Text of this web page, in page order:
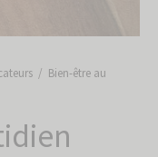
/ Bien-être au